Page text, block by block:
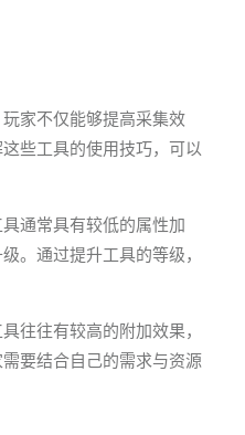
家不仅能够提高采集效
些工具的使用技巧，可以
通常具有较低的属性加
。通过提升工具的等级，
往往有较高的附加效果，
要结合自己的需求与资源